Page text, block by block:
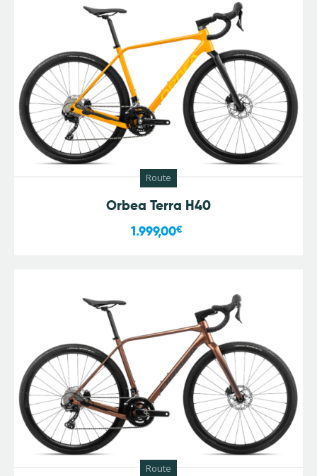
Route
Orbea Terra H40
1.999,00€
Route